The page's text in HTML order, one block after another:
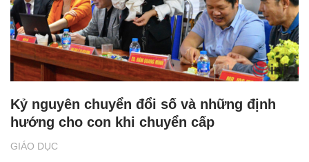
GIÁO DỤC
Kỷ nguyên chuyển đổi số và những định
hướng cho con khi chuyển cấp